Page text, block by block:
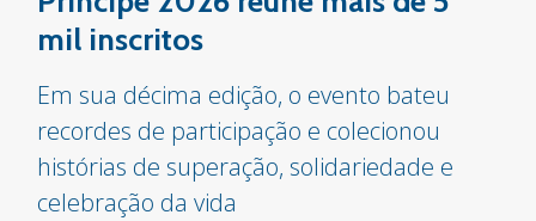
mil inscritos
Em sua décima edição, o evento bateu
recordes de participação e colecionou
histórias de superação, solidariedade e
celebração da vida